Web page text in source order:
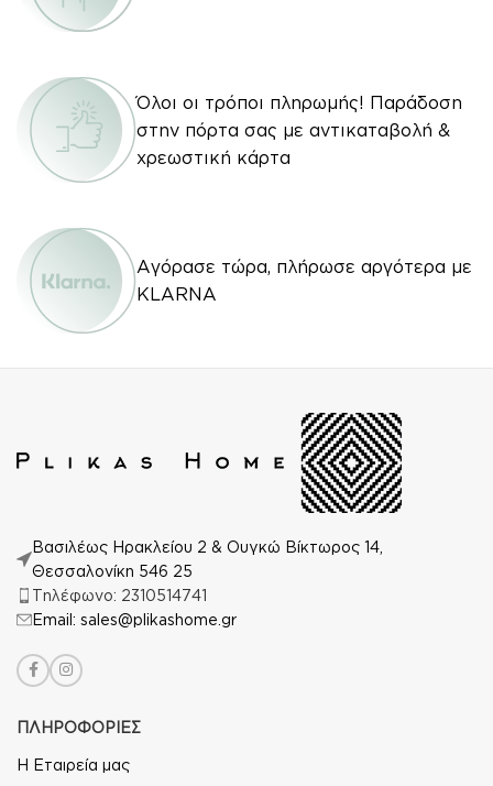
Όλοι οι τρόποι πληρωμής! Παράδοση
στην πόρτα σας με αντικαταβολή &
χρεωστική κάρτα
Αγόρασε τώρα, πλήρωσε αργότερα με
KLARNA
Βασιλέως Ηρακλείου 2 & Ουγκώ Βίκτωρος 14,
Θεσσαλονίκη 546 25
Τηλέφωνο: 2310514741
Email: sales@plikashome.gr
ΠΛΗΡΟΦΟΡΙΕΣ
Η Εταιρεία μας